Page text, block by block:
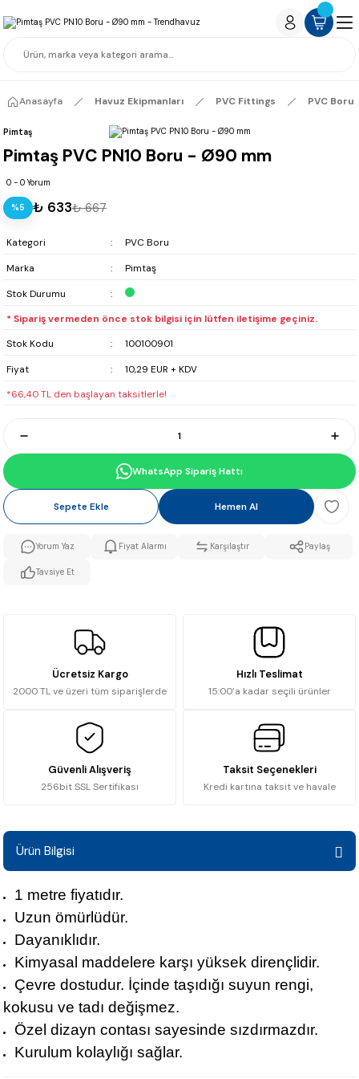
Anasayfa Havuz Ekipmanları PVC Fittings PVC Boru
Pimtaş
Pimtaş PVC PN10 Boru - Ø90 mm
0 - 0 Yorum
%5 ₺ 633₺ 667
Kategori
PVC Boru
Marka
Pimtaş
Stok Durumu
* Sipariş vermeden önce stok bilgisi için lütfen iletişime geçiniz.
Stok Kodu
100100901
Fiyat
10,29 EUR + KDV
*66,40 TL den başlayan taksitlerle!
WhatsApp Sipariş Hattı
Sepete Ekle Hemen Al
Yorum Yaz Fiyat Alarmı Karşılaştır Paylaş
Tavsiye Et
Ücretsiz Kargo
2000 TL ve üzeri tüm siparişlerde
Hızlı Teslimat
15:00’a kadar seçili ürünler
Güvenli Alışveriş
256bit SSL Sertifikası
Taksit Seçenekleri
Kredi kartına taksit ve havale
Ürün Bilgisi
1 metre fiyatıdır.
Uzun ömürlüdür.
Dayanıklıdır.
Kimyasal maddelere karşı yüksek dirençlidir.
Çevre dostudur. İçinde taşıdığı suyun rengi,
kokusu ve tadı değişmez.
Özel dizayn contası sayesinde sızdırmazdır.
Kurulum kolaylığı sağlar.